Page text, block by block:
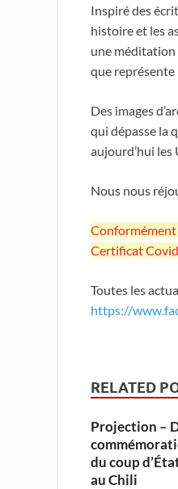
Inspiré des
histoire et les
une méditation
que représente
Des images
qui dépasse la
aujourd’hui les
Nous nous
Conformément
Certificat
Toutes les
https://
RELATED
Projection –
du coup
au Chili